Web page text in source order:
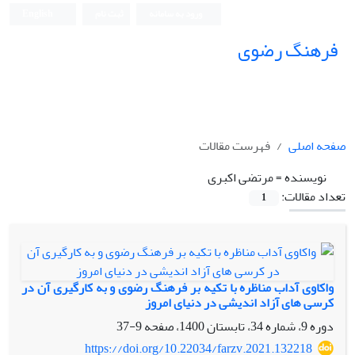
فرهنگ رضوی
صفحه اصلی
فهرست مقالات
نویسنده =مرتضی اکبری
تعداد مقالات:
1
واکاوی آداب مناظره با تکیه بر فرهنگ رضوی و به کارگیری آن در
کرسی های آزاد اندیشی در دنیای امروز
دوره 9، شماره 34، تابستان 1400، صفحه
9-37
https://doi.org/10.22034/farzv.2021.132218